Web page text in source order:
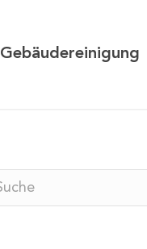
Gebäudereinigung